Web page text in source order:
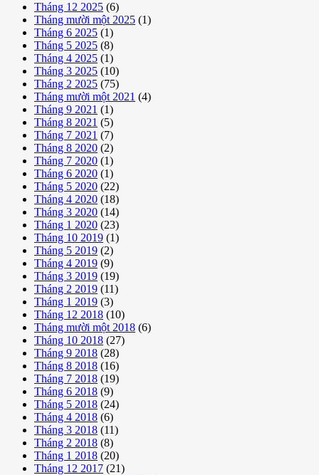
Tháng 12 2025 (6)
Tháng mười một 2025 (1)
Tháng 6 2025 (1)
Tháng 5 2025 (8)
Tháng 4 2025 (1)
Tháng 3 2025 (10)
Tháng 2 2025 (75)
Tháng mười một 2021 (4)
Tháng 9 2021 (1)
Tháng 8 2021 (5)
Tháng 7 2021 (7)
Tháng 8 2020 (2)
Tháng 7 2020 (1)
Tháng 6 2020 (1)
Tháng 5 2020 (22)
Tháng 4 2020 (18)
Tháng 3 2020 (14)
Tháng 1 2020 (23)
Tháng 10 2019 (1)
Tháng 5 2019 (2)
Tháng 4 2019 (9)
Tháng 3 2019 (19)
Tháng 2 2019 (11)
Tháng 1 2019 (3)
Tháng 12 2018 (10)
Tháng mười một 2018 (6)
Tháng 10 2018 (27)
Tháng 9 2018 (28)
Tháng 8 2018 (16)
Tháng 7 2018 (19)
Tháng 6 2018 (9)
Tháng 5 2018 (24)
Tháng 4 2018 (6)
Tháng 3 2018 (11)
Tháng 2 2018 (8)
Tháng 1 2018 (20)
Tháng 12 2017 (21)